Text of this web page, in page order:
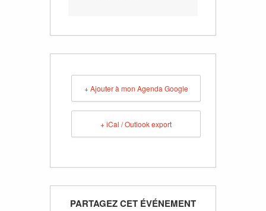
+ Ajouter à mon Agenda Google
+ iCal / Outlook export
PARTAGEZ CET ÉVÉNEMENT